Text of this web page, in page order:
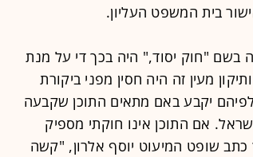
בית המשפט העליון.
"חוק יסוד," היה בכך די על מנת
מעין זה היה חסין מפני ביקורת
יקבע באם מתאים התוכן שקבעה
אם התוכן אינו חוקתי מספיק
כתב שופט המיעוט יוסף אלרון, "קשה